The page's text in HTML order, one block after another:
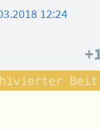
12:24